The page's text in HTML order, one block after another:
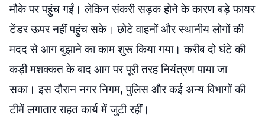
मौके पर पहुंच गईं। लेकिन संकरी सड़क होने के कारण बड़े फायर
टेंडर ऊपर नहीं पहुंच सके। छोटे वाहनों और स्थानीय लोगों की
मदद से आग बुझाने का काम शुरू किया गया। करीब दो घंटे की
कड़ी मशक्कत के बाद आग पर पूरी तरह नियंत्रण पाया जा
सका। इस दौरान नगर निगम, पुलिस और कई अन्य विभागों की
टीमें लगातार राहत कार्य में जुटी रहीं।